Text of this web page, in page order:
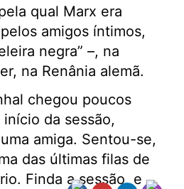
qual Marx era
amigos íntimos,
negra” –, na
na Renânia alemã.
chegou poucos
da sessão,
amiga. Sentou-se,
das últimas filas de
Finda a sessão, e